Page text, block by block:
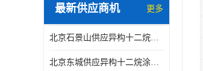
最新供应商机 更多
北京石景山供应异构十二烷香精助剂
北京东城供应异构十二烷涂料胶粘油墨稀释剂